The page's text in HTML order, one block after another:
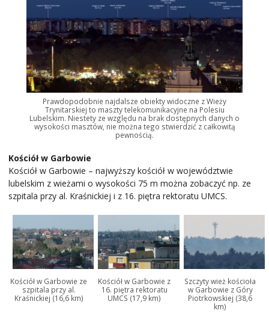
Prawdopodobnie najdalsze obiekty widoczne z Wieży
Trynitarskiej to maszty telekomunikacyjne na Polesiu
Lubelskim. Niestety ze względu na brak dostępnych danych o
wysokości masztów, nie można tego stwierdzić z całkowitą
pewnością.
Kościół w Garbowie
Kościół w Garbowie – najwyższy kościół w województwie
lubelskim z wieżami o wysokości 75 m można zobaczyć np. ze
szpitala przy al. Kraśnickiej i z 16. piętra rektoratu UMCS.
Kościół w Garbowie ze
szpitala przy al.
Kraśnickiej (16,6 km)
Kościół w Garbowie z
16. piętra rektoratu
UMCS (17,9 km)
Szczyty wież kościoła
w Garbowie z Góry
Piotrkowskiej (38,6
km)